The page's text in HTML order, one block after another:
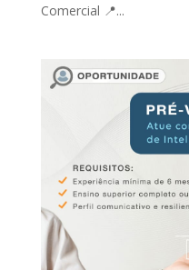
Comercial 📍...